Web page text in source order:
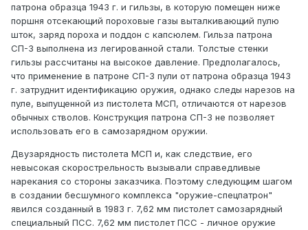
патрона образца 1943 г. и гильзы, в которую помещен ниже
поршня отсекающий пороховые газы выталкивающий пулю
шток, заряд пороха и поддон с капсюлем. Гильза патрона
СП-3 выполнена из легированной стали. Толстые стенки
гильзы рассчитаны на высокое давление. Предполагалось,
что применение в патроне СП-3 пули от патрона образца 1943
г. затруднит идентификацию оружия, однако следы нарезов на
пуле, выпущенной из пистолета МСП, отличаются от нарезов
обычных стволов. Конструкция патрона СП-3 не позволяет
использовать его в самозарядном оружии.
Двузарядность пистолета МСП и, как следствие, его
невысокая скорострельность вызывали справедливые
нарекания со стороны заказчика. Поэтому следующим шагом
в создании бесшумного комплекса "оружие-спецпатрон"
явился созданный в 1983 г. 7,62 мм пистолет самозарядный
специальный ПСС. 7,62 мм пистолет ПСС - личное оружие